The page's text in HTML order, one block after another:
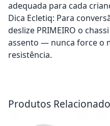
adequada para cada
Dica Ecletiq: Para
deslize PRIMEIRO o
assento — nunca force o
resistência.
Produtos